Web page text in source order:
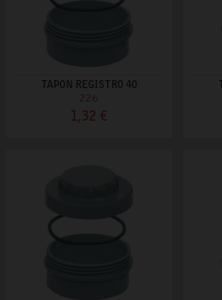
TAPON REGISTRO 40
226
1,32 €